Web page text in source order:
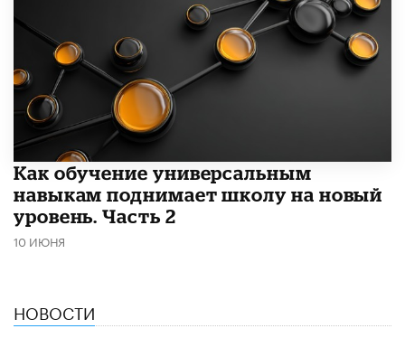
​Как обучение универсальным
навыкам поднимает школу на новый
уровень. Часть 2
10 ИЮНЯ
НОВОСТИ